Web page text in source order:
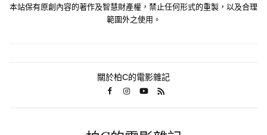
本站保有原創內容的著作及智慧財產權，禁止任何形式的重製，以及合理
範圍外之使用。
關於柏C的電影雜記